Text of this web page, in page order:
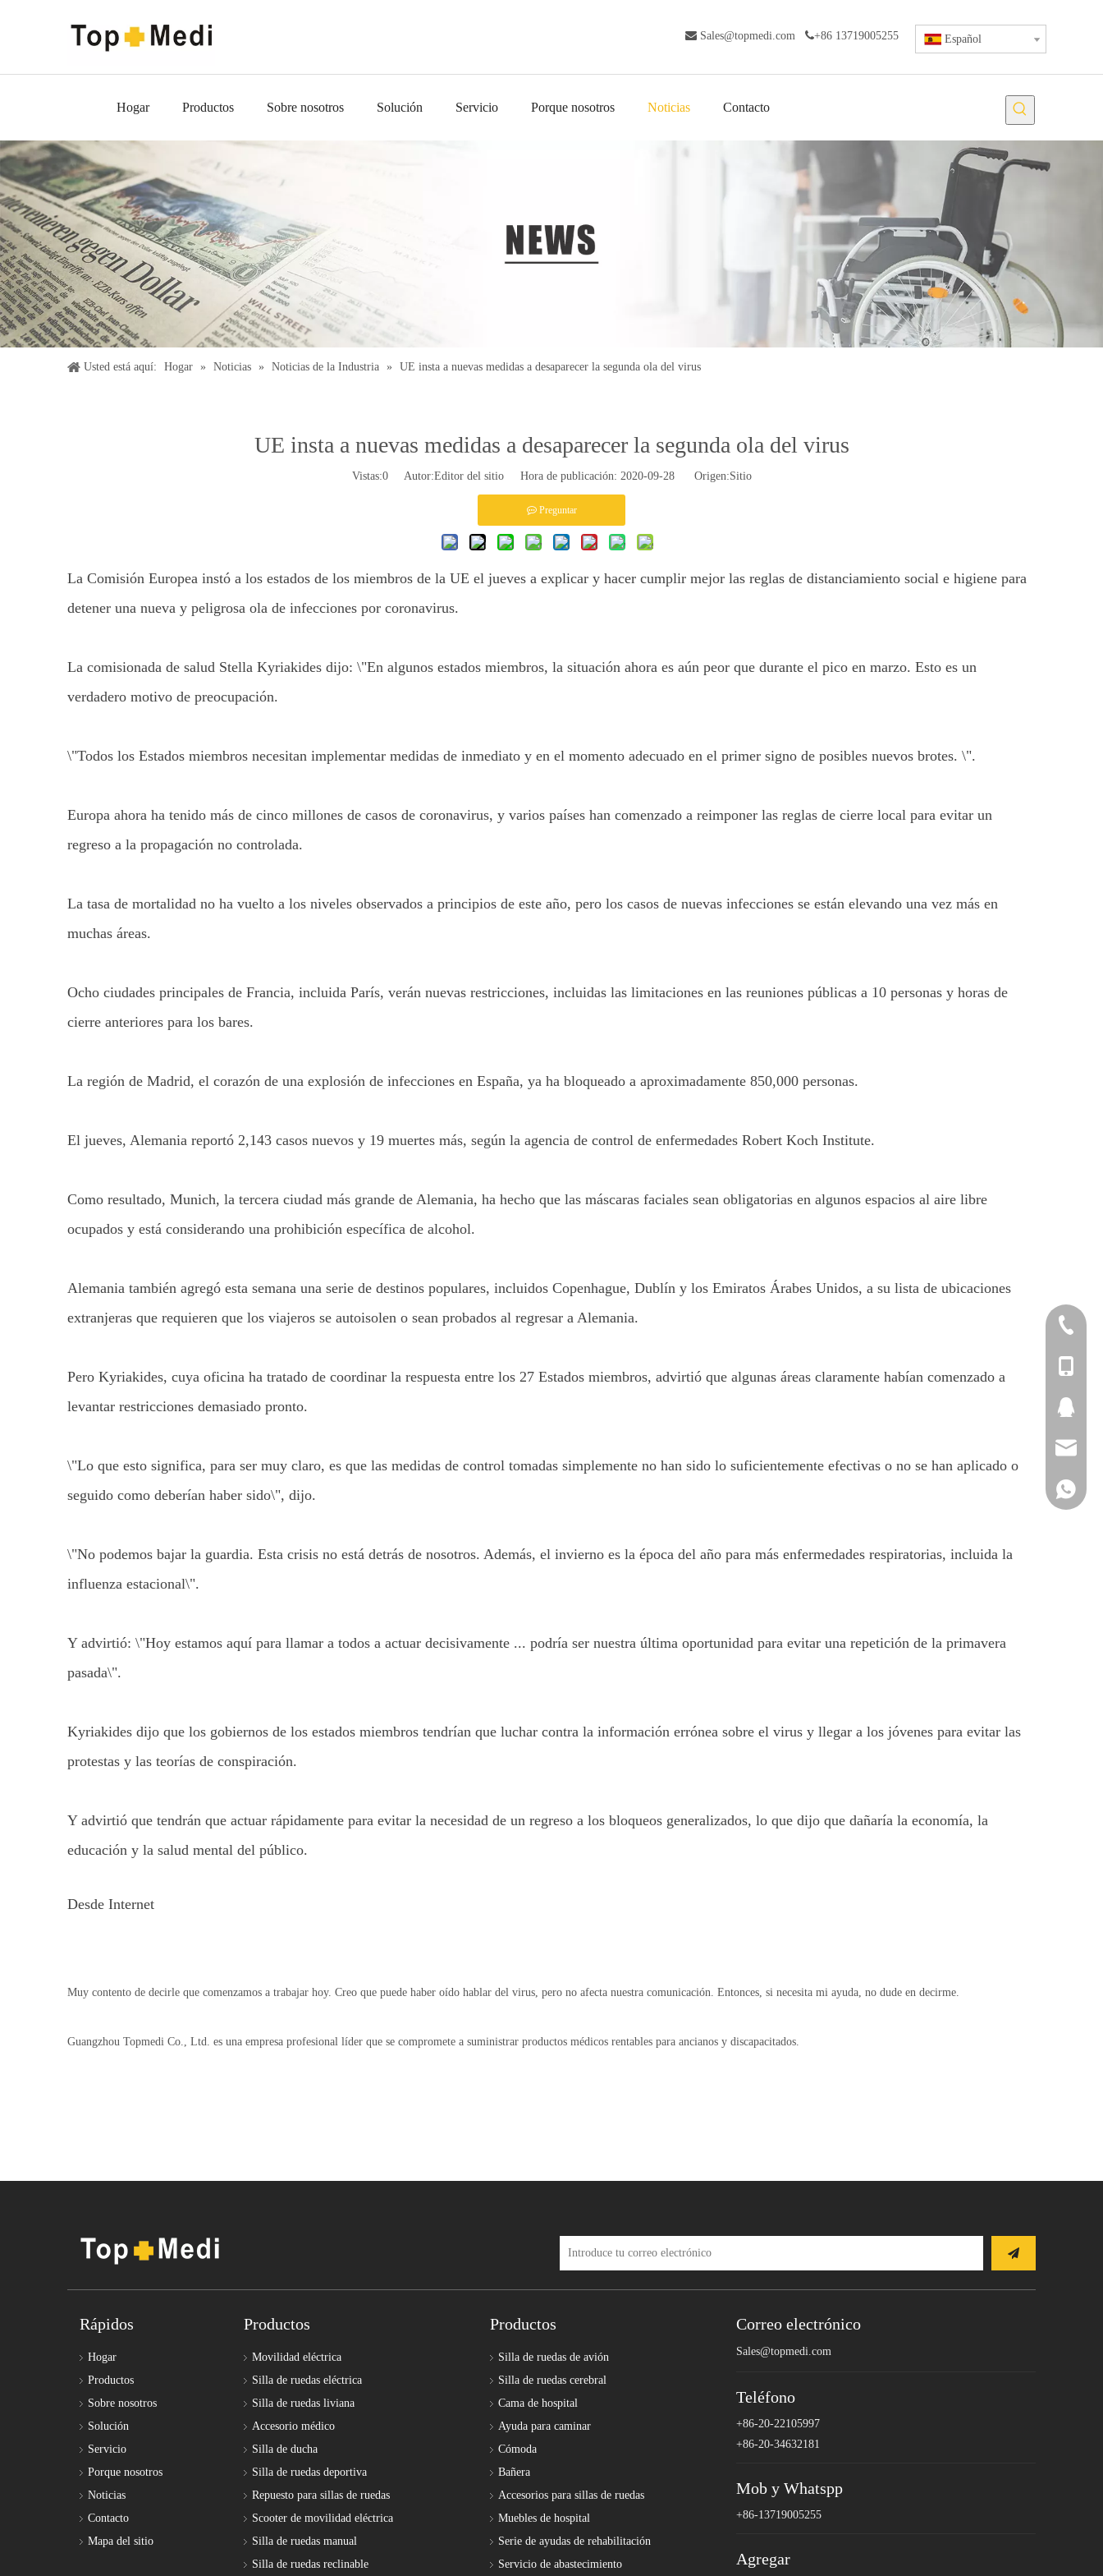
 Sales@topmedi.com +86 13719005255 Español
Hogar Productos Sobre nosotros Solución Servicio Porque nosotros Noticias Contacto
Usted está aquí: Hogar » Noticias » Noticias de la Industria » UE insta a nuevas medidas a desaparecer la segunda ola del virus
UE insta a nuevas medidas a desaparecer la segunda ola del virus
Vistas:0Autor:Editor del sitio Hora de publicación: 2020-09-28 Origen:Sitio
Preguntar
La Comisión Europea instó a los estados de los miembros de la UE el jueves a explicar y hacer cumplir mejor las reglas de distanciamiento social e higiene para
detener una nueva y peligrosa ola de infecciones por coronavirus.
La comisionada de salud Stella Kyriakides dijo: \"En algunos estados miembros, la situación ahora es aún peor que durante el pico en marzo. Esto es un
verdadero motivo de preocupación.
\"Todos los Estados miembros necesitan implementar medidas de inmediato y en el momento adecuado en el primer signo de posibles nuevos brotes. \".
Europa ahora ha tenido más de cinco millones de casos de coronavirus, y varios países han comenzado a reimponer las reglas de cierre local para evitar un
regreso a la propagación no controlada.
La tasa de mortalidad no ha vuelto a los niveles observados a principios de este año, pero los casos de nuevas infecciones se están elevando una vez más en
muchas áreas.
Ocho ciudades principales de Francia, incluida París, verán nuevas restricciones, incluidas las limitaciones en las reuniones públicas a 10 personas y horas de
cierre anteriores para los bares.
La región de Madrid, el corazón de una explosión de infecciones en España, ya ha bloqueado a aproximadamente 850,000 personas.
El jueves, Alemania reportó 2,143 casos nuevos y 19 muertes más, según la agencia de control de enfermedades Robert Koch Institute.
Como resultado, Munich, la tercera ciudad más grande de Alemania, ha hecho que las máscaras faciales sean obligatorias en algunos espacios al aire libre
ocupados y está considerando una prohibición específica de alcohol.
Alemania también agregó esta semana una serie de destinos populares, incluidos Copenhague, Dublín y los Emiratos Árabes Unidos, a su lista de ubicaciones
extranjeras que requieren que los viajeros se autoisolen o sean probados al regresar a Alemania.
Pero Kyriakides, cuya oficina ha tratado de coordinar la respuesta entre los 27 Estados miembros, advirtió que algunas áreas claramente habían comenzado a
levantar restricciones demasiado pronto.
\"Lo que esto significa, para ser muy claro, es que las medidas de control tomadas simplemente no han sido lo suficientemente efectivas o no se han aplicado o
seguido como deberían haber sido\", dijo.
\"No podemos bajar la guardia. Esta crisis no está detrás de nosotros. Además, el invierno es la época del año para más enfermedades respiratorias, incluida la
influenza estacional\".
Y advirtió: \"Hoy estamos aquí para llamar a todos a actuar decisivamente ... podría ser nuestra última oportunidad para evitar una repetición de la primavera
pasada\".
Kyriakides dijo que los gobiernos de los estados miembros tendrían que luchar contra la información errónea sobre el virus y llegar a los jóvenes para evitar las
protestas y las teorías de conspiración.
Y advirtió que tendrán que actuar rápidamente para evitar la necesidad de un regreso a los bloqueos generalizados, lo que dijo que dañaría la economía, la
educación y la salud mental del público.
Desde Internet
Muy contento de decirle que comenzamos a trabajar hoy. Creo que puede haber oído hablar del virus, pero no afecta nuestra comunicación. Entonces, si necesita mi ayuda, no dude en decirme.
Guangzhou Topmedi Co., Ltd. es una empresa profesional líder que se compromete a suministrar productos médicos rentables para ancianos y discapacitados.
Rápidos
Hogar
Productos
Sobre nosotros
Solución
Servicio
Porque nosotros
Noticias
Contacto
Mapa del sitio
Productos
Movilidad eléctrica
Silla de ruedas eléctrica
Silla de ruedas liviana
Accesorio médico
Silla de ducha
Silla de ruedas deportiva
Repuesto para sillas de ruedas
Scooter de movilidad eléctrica
Silla de ruedas manual
Silla de ruedas reclinable
Productos
Silla de ruedas de avión
Silla de ruedas cerebral
Cama de hospital
Ayuda para caminar
Cómoda
Bañera
Accesorios para sillas de ruedas
Muebles de hospital
Serie de ayudas de rehabilitación
Servicio de abastecimiento
Correo electrónico
Sales@topmedi.com
Teléfono
+86-20-22105997
+86-20-34632181
Mob y Whatspp
+86-13719005255
Agregar
+86-20-
+86-